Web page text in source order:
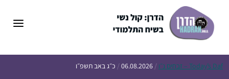
Today’s Daf – זבחים נ״ו /
06.08.2026
/ כ״ג באב תשפ״ו